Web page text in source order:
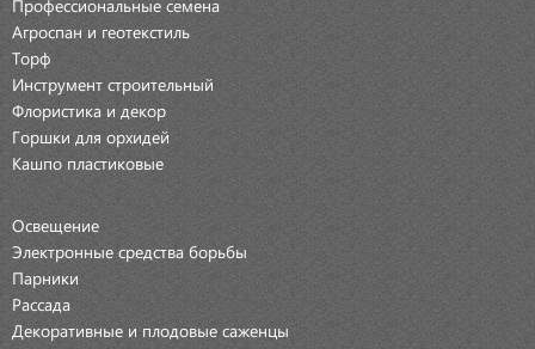
Профессиональные семена
Агроспан и геотекстиль
Торф
Инструмент строительный
Флористика и декор
Горшки для орхидей
Кашпо пластиковые
Освещение
Электронные средства борьбы
Парники
Рассада
Декоративные и плодовые саженцы